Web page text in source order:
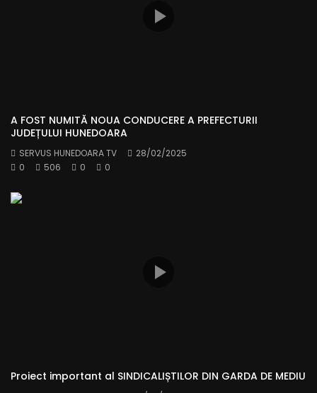
A FOST NUMITĂ NOUA CONDUCERE A PREFECTURII
JUDEȚULUI HUNEDOARA
SERVUS HUNEDOARA TV
28/02/2025
0
506 0 0
Proiect important al SINDICALIȘTILOR DIN GARDA DE MEDIU